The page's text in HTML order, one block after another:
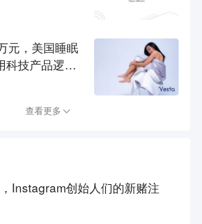
元，美国睡眠
科技产品逻辑
查看更多
Instagram创始人们的新赌注